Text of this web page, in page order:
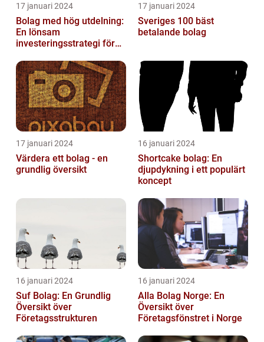
17 januari 2024
Bolag med hög utdelning:
En lönsam
investeringsstrategi för
17 januari 2024
Sveriges 100 bäst
betalande bolag
17 januari 2024
Värdera ett bolag - en
grundlig översikt
16 januari 2024
Shortcake bolag: En
djupdykning i ett populärt
koncept
16 januari 2024
Suf Bolag: En Grundlig
Översikt över
Företagsstrukturen
16 januari 2024
Alla Bolag Norge: En
Översikt över
Företagsfönstret i Norge